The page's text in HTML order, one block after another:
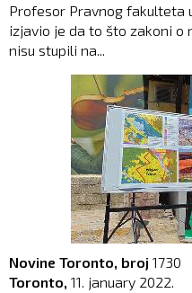
Profesor Pravnog fakulteta
izjavio je da to što zakoni o
nisu stupili na...
Novine Toronto, broj 1730
Toronto, 11. january 2022.